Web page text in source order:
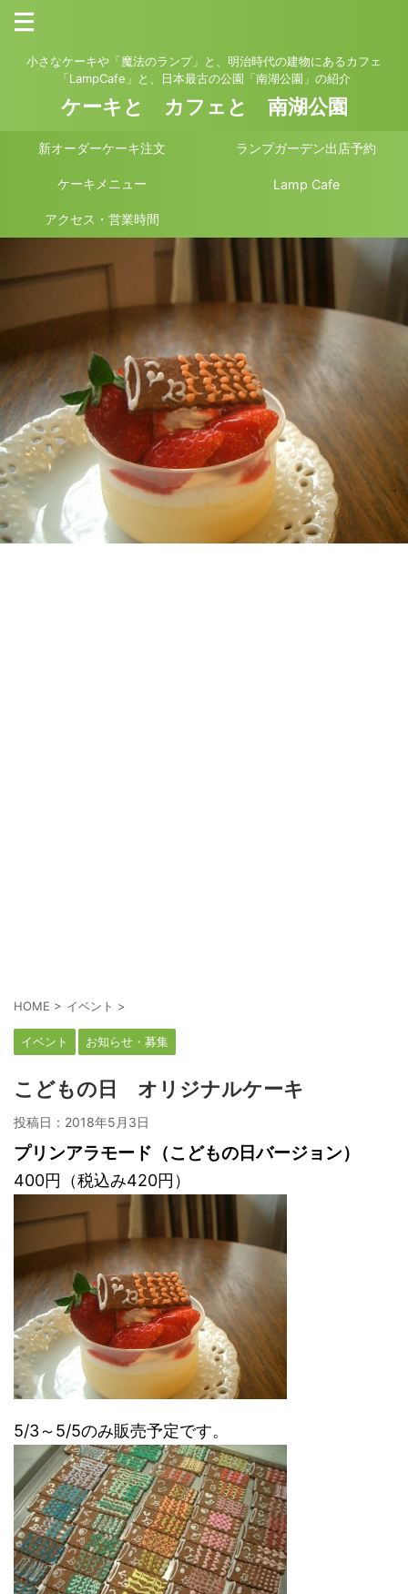
小さなケーキや「魔法のランプ」と、明治時代の建物にあるカフェ
「LampCafe」と、日本最古の公園「南湖公園」の紹介
ケーキと カフェと 南湖公園
新オーダーケーキ注文 ランプガーデン出店予約
ケーキメニュー Lamp Cafe
アクセス・営業時間
HOME > イベント >
イベント お知らせ・募集
こどもの日 オリジナルケーキ
投稿日： 2018年5月3日
プリンアラモード（こどもの日バージョン）
400円（税込み420円）
5/3～5/5のみ販売予定です。